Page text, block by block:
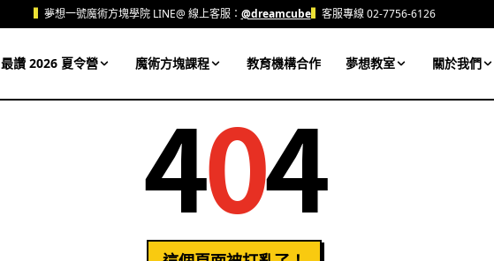
夢想一號魔術方塊學院 LINE@ 線上客服： @dreamcube▍ 客服專線 02-7756-6126
最讚 2026 夏令營 魔術方塊課程 教育機構合作 夢想教室 關於我們
404